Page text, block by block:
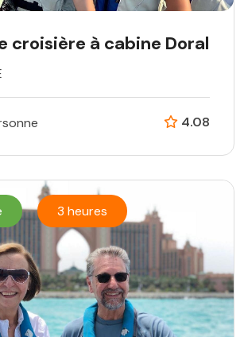
croisière à cabine Doral
4.08
3 heures